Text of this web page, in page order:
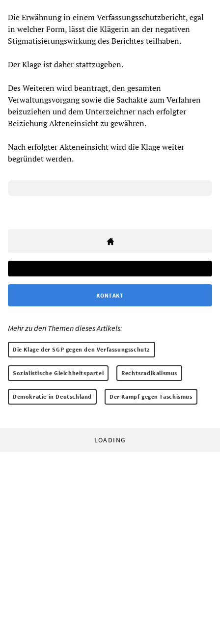
Die Erwähnung in einem Verfassungsschutzbericht, egal
in welcher Form, lässt die Klägerin an der negativen
Stigmatisierungswirkung des Berichtes teilhaben.
Der Klage ist daher stattzugeben.
Des Weiteren wird beantragt, den gesamten
Verwaltungsvorgang sowie die Sachakte zum Verfahren
beizuziehen und dem Unterzeichner nach erfolgter
Beiziehung Akteneinsicht zu gewähren.
Nach erfolgter Akteneinsicht wird die Klage weiter
begründet werden.
KONTAKT
Mehr zu den Themen dieses Artikels:
Die Klage der SGP gegen den Verfassungsschutz
Sozialistische Gleichheitspartei Rechtsradikalismus
Demokratie in Deutschland Der Kampf gegen Faschismus
LOADING